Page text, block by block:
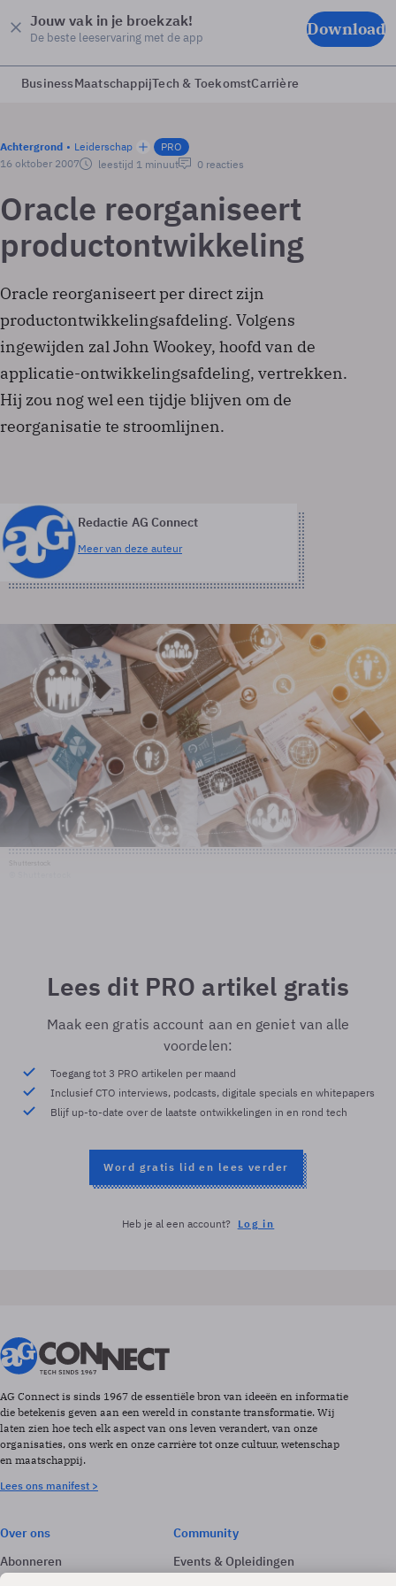
Jouw vak in je broekzak!
De beste leeservaring met de app Download
BusinessMaatschappijTech & ToekomstCarrière
Achtergrond Leiderschap
PRO
16 oktober 2007
leestijd 1 minuut 0 reacties
Oracle reorganiseert
productontwikkeling
Oracle reorganiseert per direct zijn
productontwikkelingsafdeling. Volgens
ingewijden zal John Wookey, hoofd van de
applicatie-ontwikkelingsafdeling, vertrekken.
Hij zou nog wel een tijdje blijven om de
reorganisatie te stroomlijnen.
Redactie AG Connect
Meer van deze auteur
Lees dit PRO artikel gratis
Maak een gratis account aan en geniet van alle
voordelen:
Toegang tot 3 PRO artikelen per maand
Inclusief CTO interviews, podcasts, digitale specials en whitepapers
Blijf up-to-date over de laatste ontwikkelingen in en rond tech
Word gratis lid en lees verder
Heb je al een account? Log in
AG Connect is sinds 1967 de essentiële bron van ideeën en informatie
die betekenis geven aan een wereld in constante transformatie. Wij
laten zien hoe tech elk aspect van ons leven verandert, van onze
organisaties, ons werk en onze carrière tot onze cultuur, wetenschap
en maatschappij.
Lees ons manifest >
Over ons
Abonneren
Adverteren
Community
Events & Opleidingen